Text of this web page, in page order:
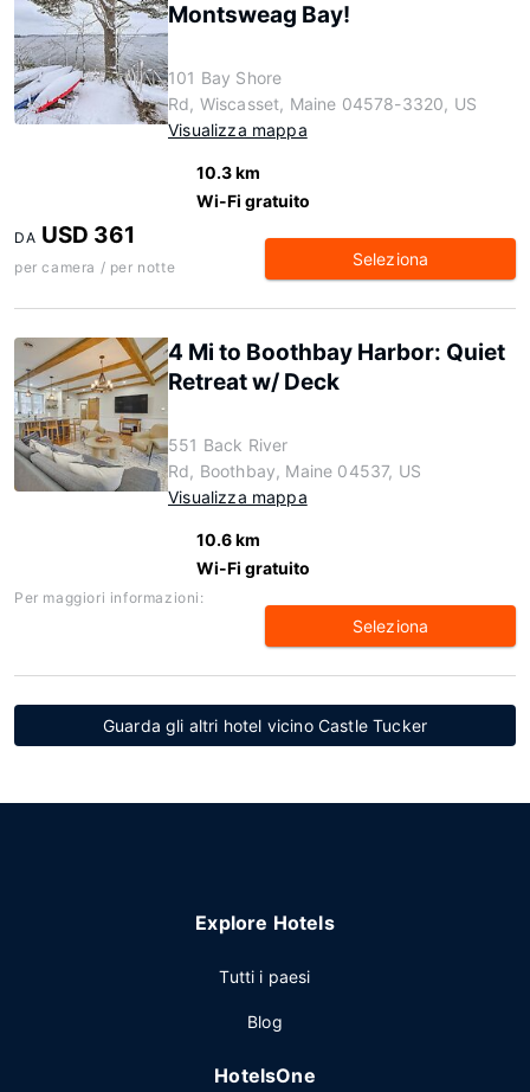
Montsweag Bay!
101 Bay Shore
Rd, Wiscasset, Maine 04578-3320, US
Visualizza mappa
10.3 km
Wi-Fi gratuito
DA USD 361
per camera / per notte Seleziona
4 Mi to Boothbay Harbor: Quiet
Retreat w/ Deck
551 Back River
Rd, Boothbay, Maine 04537, US
Visualizza mappa
10.6 km
Wi-Fi gratuito
Per maggiori informazioni:
Seleziona
Guarda gli altri hotel vicino Castle Tucker
Explore Hotels
Tutti i paesi
Blog
HotelsOne